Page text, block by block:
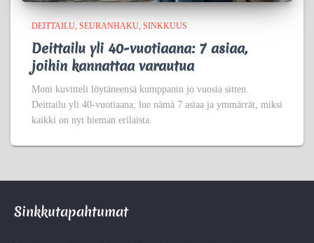
DEITTAILU SEURANHAKU SINKKUUS
Deittailu yli 40-vuotiaana: 7 asiaa,
joihin kannattaa varautua
Moni kuvitteli löytäneensä kumppanin jo vuosia sitten.
Deittailu yli 40-vuotiaana; lue nämä 7 asiaa ja ymmärrät, miksi
kaikki on nyt hieman erilaista.
Sinkkutapahtumat